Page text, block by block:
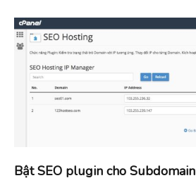
Bật SEO plugin cho Subdomain